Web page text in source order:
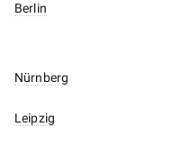
Berlin
Nürnberg
Leipzig